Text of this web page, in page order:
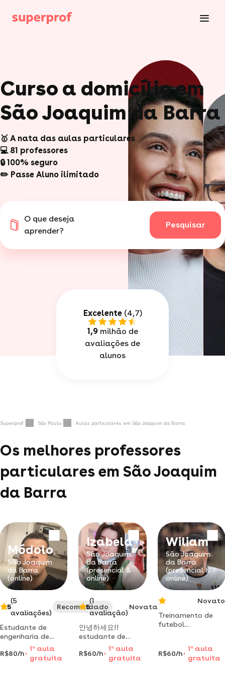
Curso a domicílio em
São Joaquim da Barra
🥇 A nata das aulas particulares
💻 81 professores
🔒 100% seguro
✏️ Passe Aluno ilimitado
O que deseja
aprender?
Pesquisar
Excelente(4,7)
1,9milhão de
avaliações de
alunos
Superprof São Paulo Aulas particulares em São Joaquim da Barra
Os melhores professores
particulares em São Joaquim
da Barra
Módolo
São Joaquim
da Barra
(online)
5
(5
avaliações)
Recomendado
Estudante de
engenharia de
software formado
em inglês com
diploma platinum
R$80/h
1 aaula
gratuita
Izabela
São Joaquim
da Barra
(presencial &
online)
5
(1
avaliação)
Novata
안녕하세요!!
estudante de
coreano de nível
intermediário (nível
3) com certificado.
R$60/h
1 a aula
gratuita
Wiliam
São Joaquim
da Barra
(presencial &
online)
Novato
Treinamento de
futebol
técnico e
condicionamento
R$60/h
1 aaula
gratuita